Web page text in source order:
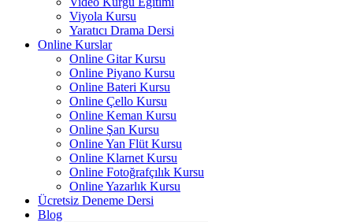
Viyola Kursu
Yaratıcı Drama Dersi
Online Kurslar
Online Gitar Kursu
Online Piyano Kursu
Online Bateri Kursu
Online Çello Kursu
Online Keman Kursu
Online Şan Kursu
Online Yan Flüt Kursu
Online Klarnet Kursu
Online Fotoğrafçılık Kursu
Online Yazarlık Kursu
Ücretsiz Deneme Dersi
Blog